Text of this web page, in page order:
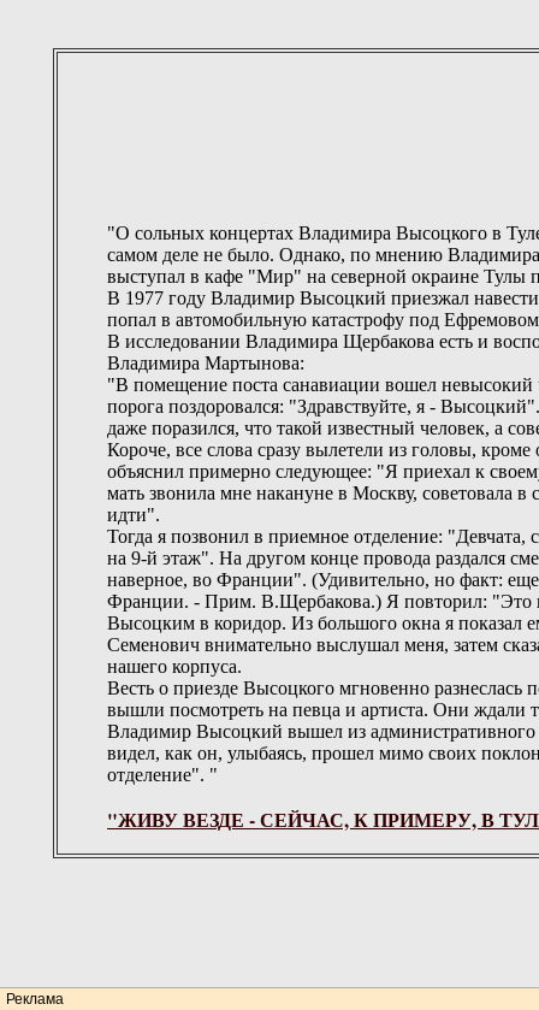
"О сольных концертах Владимира Высоцкого в
самом деле не было. Однако, по мнению
выступал в кафе "Мир" на северной окраине Тулы
В 1977 году Владимир Высоцкий приезжал
попал в автомобильную катастрофу под Ефремовом
В исследовании Владимира Щербакова есть и
Владимира Мартынова:
"В помещение поста санавиации вошел невысокий
порога поздоровался: "Здравствуйте, я -
даже поразился, что такой известный человек, а
Короче, все слова сразу вылетели из головы,
объяснил примерно следующее: "Я приехал к
мать звонила мне накануне в Москву, советовала
идти".
Тогда я позвонил в приемное отделение:
на 9-й этаж". На другом конце провода раздался
наверное, во Франции". (Удивительно, но факт: еще
Франции. - Прим. В.Щербакова.) Я повторил: "Это
Высоцким в коридор. Из большого окна я показал
Семенович внимательно выслушал меня, затем
нашего корпуса.
Весть о приезде Высоцкого мгновенно разнеслась
вышли посмотреть на певца и артиста. Они ждали
Владимир Высоцкий вышел из административного
видел, как он, улыбаясь, прошел мимо своих
отделение". "
"ЖИВУ ВЕЗДЕ - СЕЙЧАС, К ПРИМЕРУ, В
Реклама